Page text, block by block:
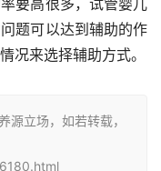
要高很多，试管婴儿
题可以达到辅助的作
况来选择辅助方式。
源立场，如若转载，